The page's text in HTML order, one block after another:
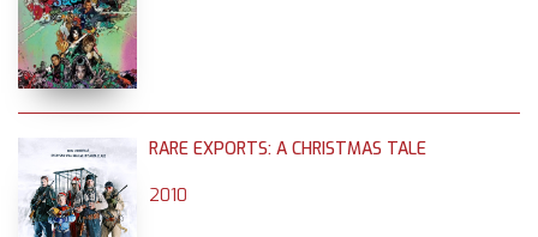
RARE EXPORTS: A CHRISTMAS TALE
2010